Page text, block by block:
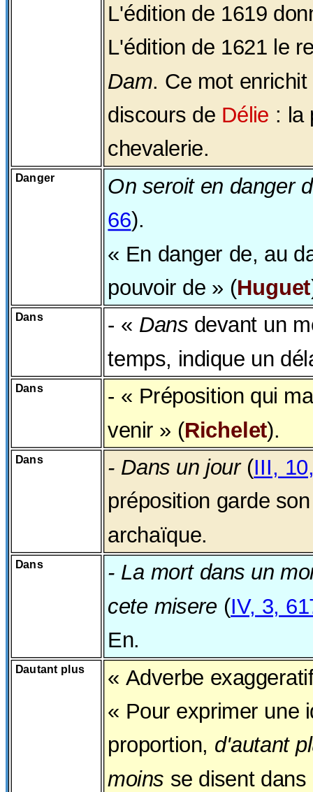
L'édition de 1619
L'édition de 1621 le
Dam. Ce mot
discours de Délie : la
chevalerie.
Danger
On seroit en danger
66).
« En danger de, au
pouvoir de » (Huguet
Dans - « Dansdevant un
temps, indique un
Dans
- « Préposition qui
venir » (Richelet).
Dans - Dans un jour(III,
préposition garde
archaïque.
Dans
- La mort dans un
cete misere (IV, 3,
En.
Dautant plus « Adverbe
« Pour exprimer une
proportion, d'autant
moins se disent